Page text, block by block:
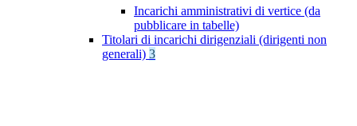
Incarichi amministrativi di vertice (da
pubblicare in tabelle)
Titolari di incarichi dirigenziali (dirigenti non
generali) 3